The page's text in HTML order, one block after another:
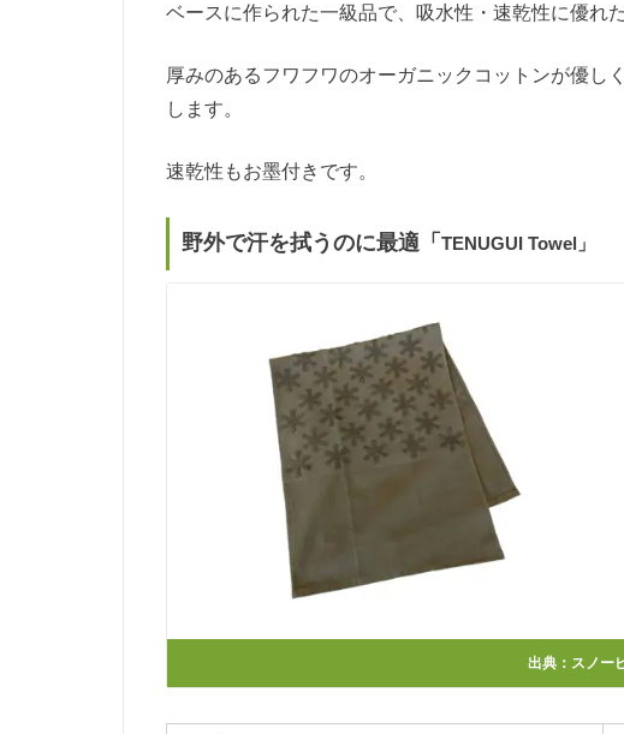
ベースに作られた一級品で、吸水性・速乾性に優れ
厚みのあるフワフワのオーガニックコットンが優し
します。
速乾性もお墨付きです。
野外で汗を拭うのに最適「TENUGUI Towel」
出典： スノー